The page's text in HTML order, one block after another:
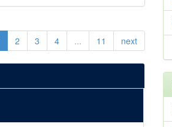
2 3 4 ... 11 next